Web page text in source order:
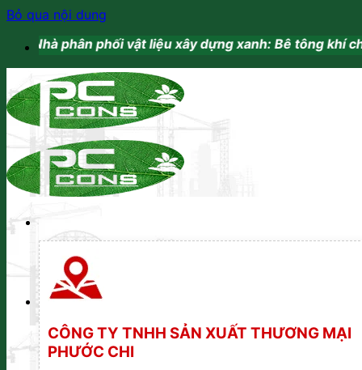
Bỏ qua nội dung
phân phối vật liệu xây dựng xanh: Bê tông khí chưng
CÔNG TY TNHH SẢN XUẤT THƯƠNG MẠI
PHƯỚC CHI